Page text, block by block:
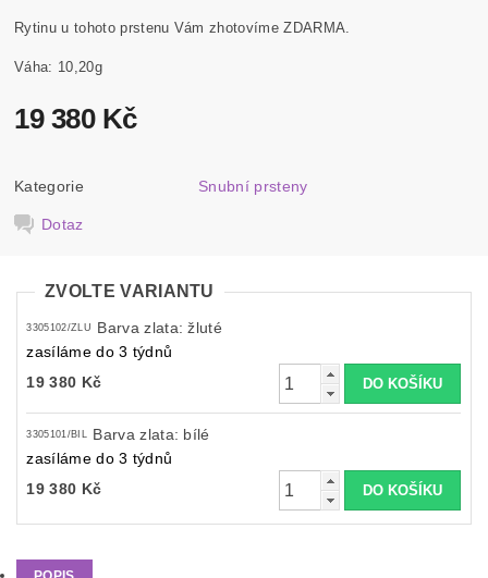
Rytinu u tohoto prstenu Vám zhotovíme ZDARMA.
Váha: 10,20g
19 380 Kč
Kategorie Snubní prsteny
Dotaz
ZVOLTE VARIANTU
3305102/ZLU
Barva zlata: žluté
zasíláme do 3 týdnů
19 380 Kč
3305101/BIL
Barva zlata: bílé
zasíláme do 3 týdnů
19 380 Kč